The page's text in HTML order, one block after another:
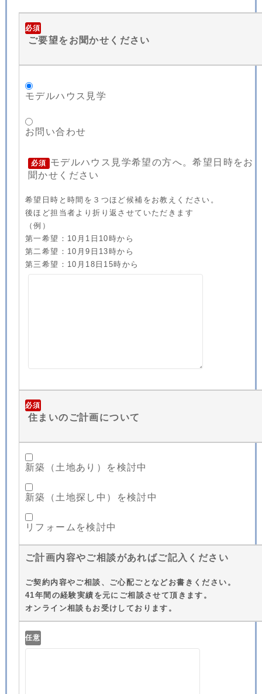
必須
ご要望をお聞かせください
モデルハウス見学
お問い合わせ
必須
モデルハウス見学希望の方へ。希望日時をお
聞かせください
希望日時と時間を３つほど候補をお教えください。
後ほど担当者より折り返させていただきます
（例）
第一希望：10月1日10時から
第二希望：10月9日13時から
第三希望：10月18日15時から
必須
住まいのご計画について
新築（土地あり）を検討中
新築（土地探し中）を検討中
リフォームを検討中
ご計画内容やご相談があればご記入ください
ご契約内容やご相談、ご心配ごとなどお書きください。
41年間の経験実績を元にご相談させて頂きます。
オンライン相談もお受けしております。
任意